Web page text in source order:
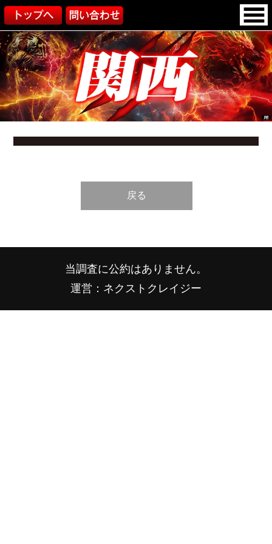
戻る
当調査に公約はありません。
運営：ネクストクレイジー